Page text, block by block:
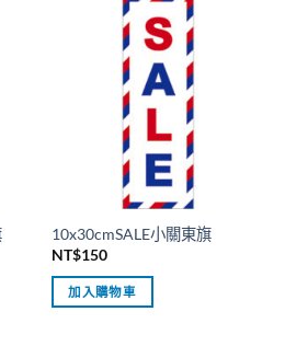
10x30cmSALE小關東旗
NT$150
加入購物車